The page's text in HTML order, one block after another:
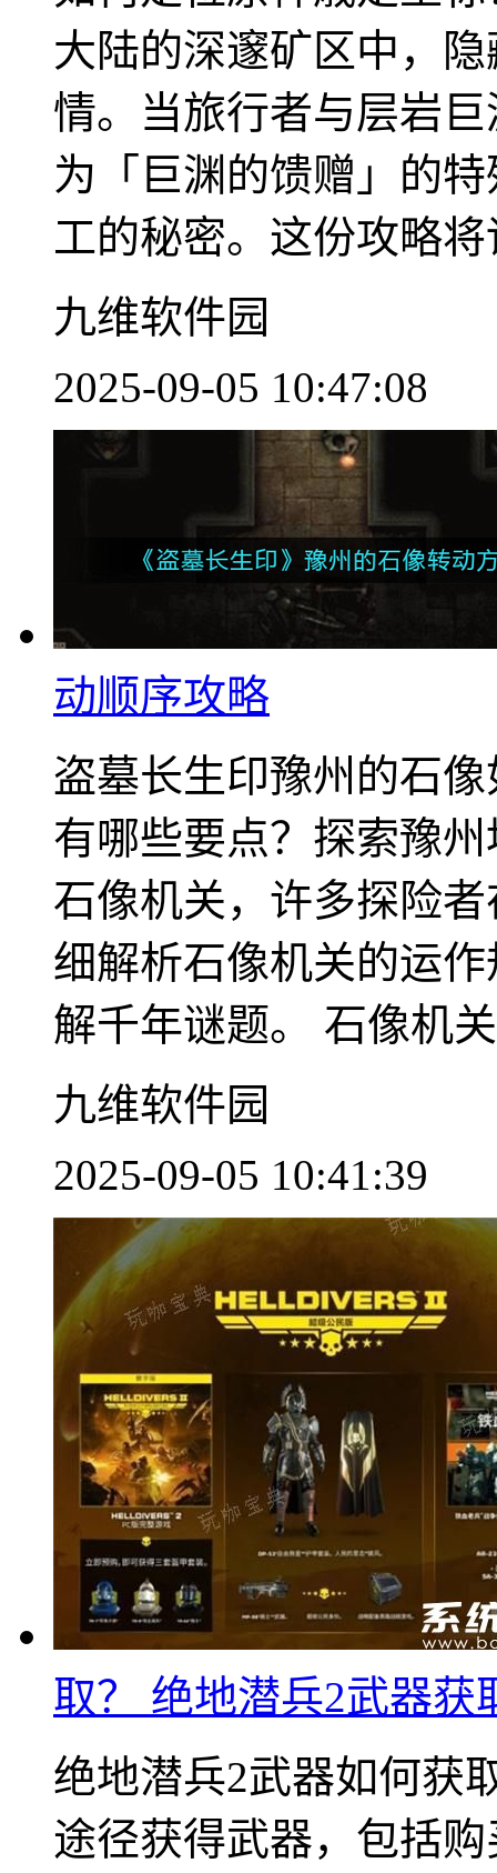
大陆的深邃矿区中，
情。当旅行者与层岩
为「巨渊的馈赠」的
工的秘密。这份攻略
九维软件园
2025-09-05 10:47:08
动顺序攻略
盗墓长生印豫州的石
有哪些要点？探索豫
石像机关，许多探险
细解析石像机关的运
解千年谜题。 石像机
九维软件园
2025-09-05 10:41:39
取？ 绝地潜兵2武器获
绝地潜兵2武器如何获
途径获得武器，包括